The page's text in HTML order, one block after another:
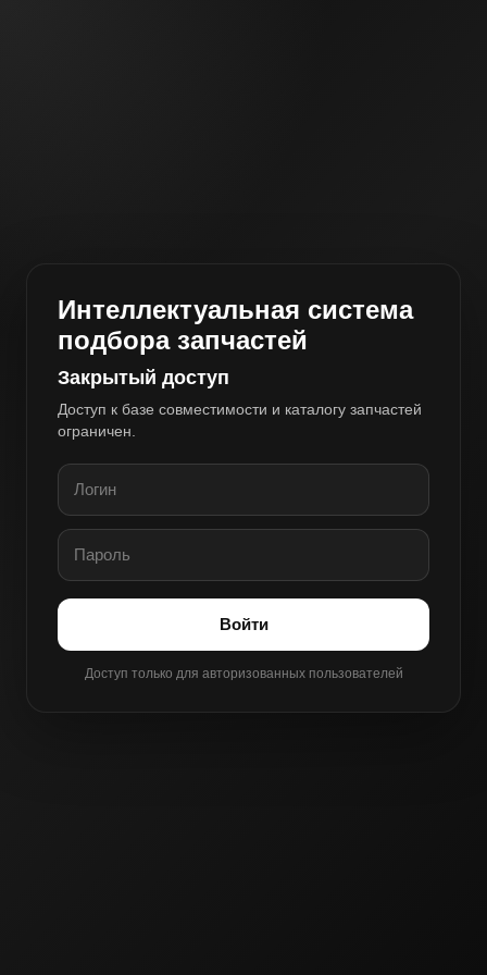
Интеллектуальная система
подбора запчастей
Закрытый доступ
Доступ к базе совместимости и каталогу запчастей
ограничен.
Войти
Доступ только для авторизованных пользователей